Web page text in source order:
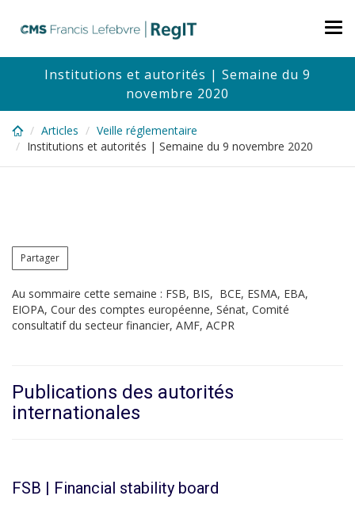
content
Institutions et autorités | Semaine du 9
novembre 2020
Articles
Veille réglementaire
Institutions et autorités | Semaine du 9 novembre 2020
Partager
Au sommaire cette semaine : FSB, BIS, BCE, ESMA, EBA,
EIOPA, Cour des comptes européenne, Sénat, Comité
consultatif du secteur financier, AMF, ACPR
Publications des autorités
internationales
FSB | Financial stability board